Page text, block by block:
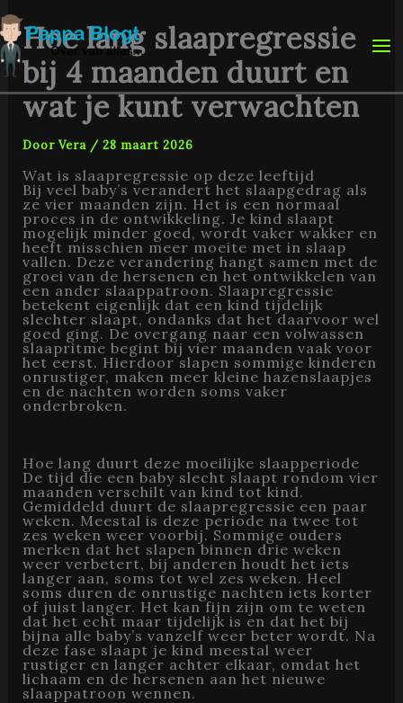
naar
de
inhoudHoe lang slaapregressie
bij 4 maanden duurt en
wat je kunt verwachten
Door Vera / 28 maart 2026
Wat is slaapregressie op deze leeftijd
Bij veel baby’s verandert het slaapgedrag als
ze vier maanden zijn. Het is een normaal
proces in de ontwikkeling. Je kind slaapt
mogelijk minder goed, wordt vaker wakker en
heeft misschien meer moeite met in slaap
vallen. Deze verandering hangt samen met de
groei van de hersenen en het ontwikkelen van
een ander slaappatroon. Slaapregressie
betekent eigenlijk dat een kind tijdelijk
slechter slaapt, ondanks dat het daarvoor wel
goed ging. De overgang naar een volwassen
slaapritme begint bij vier maanden vaak voor
het eerst. Hierdoor slapen sommige kinderen
onrustiger, maken meer kleine hazenslaapjes
en de nachten worden soms vaker
onderbroken.
Hoe lang duurt deze moeilijke slaapperiode
De tijd die een baby slecht slaapt rondom vier
maanden verschilt van kind tot kind.
Gemiddeld duurt de slaapregressie een paar
weken. Meestal is deze periode na twee tot
zes weken weer voorbij. Sommige ouders
merken dat het slapen binnen drie weken
weer verbetert, bij anderen houdt het iets
langer aan, soms tot wel zes weken. Heel
soms duren de onrustige nachten iets korter
of juist langer. Het kan fijn zijn om te weten
dat het echt maar tijdelijk is en dat het bij
bijna alle baby’s vanzelf weer beter wordt. Na
deze fase slaapt je kind meestal weer
rustiger en langer achter elkaar, omdat het
lichaam en de hersenen aan het nieuwe
slaappatroon wennen.